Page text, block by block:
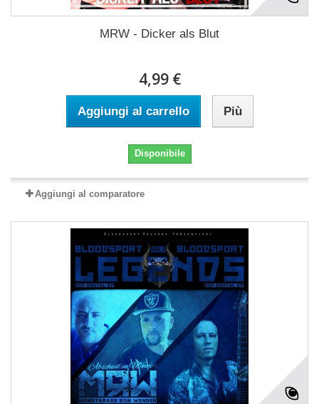
MRW - Dicker als Blut
4,99 €
Aggiungi al carrello Più
Disponibile
Aggiungi al comparatore